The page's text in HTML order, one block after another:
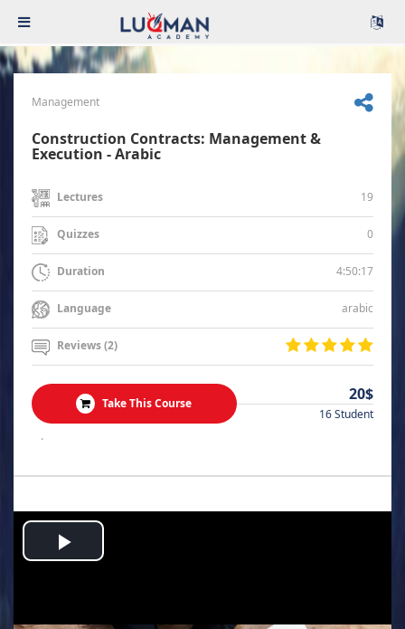
Management
Construction Contracts: Management &
Execution - Arabic
Lectures 19
Quizzes 0
Duration 4:50:17
Language arabic
Reviews (2)
Take This Course 20$
16 Student
.
Play